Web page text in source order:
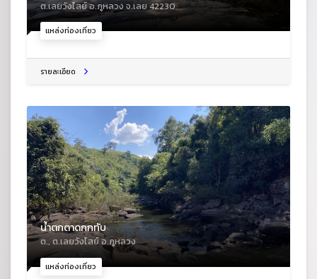
แหล่งท่องเที่ยว
ต.เลยวังไสย์ อ.ภูหลวง จ.เลย 42230
รายละเอียด
แหล่งท่องเที่ยว
น้ำตกตาดกกทับ
ต., ต.เลยวังไสย์ อ.ภูหลวง